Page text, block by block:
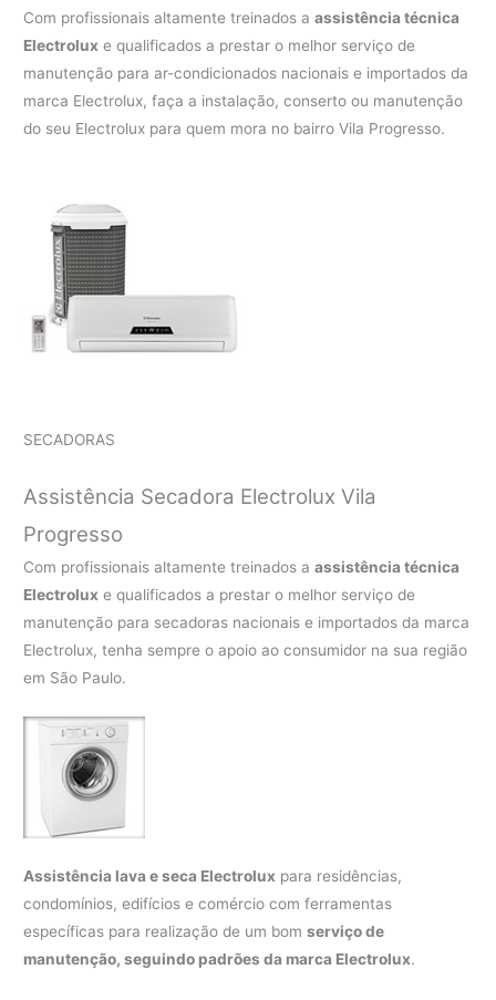
Com profissionais altamente treinados aassistência técnica
Electrolux e qualificados a prestar o melhor serviço de
manutenção para ar-condicionados nacionais e importados da
marca Electrolux, faça a instalação, conserto ou manutenção
do seu Electrolux para quem mora no bairro Vila Progresso.
SECADORAS
Assistência Secadora Electrolux Vila
Progresso
Com profissionais altamente treinados aassistência técnica
Electrolux e qualificados a prestar o melhor serviço de
manutenção para secadoras nacionais e importados da marca
Electrolux, tenha sempre o apoio ao consumidor na sua região
em São Paulo.
Assistência lava e seca Electrolux para residências,
condomínios, edifícios e comércio com ferramentas
específicas para realização de um bomserviço de
manutenção, seguindo padrões da marca Electrolux.